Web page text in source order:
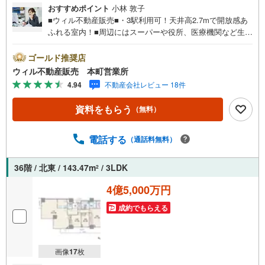
おすすめポイント 小林 敦子
■ウィル不動産販売■・3駅利用可！天井高2.7mで開放感あ
ふれる室内！■周辺にはスーパーや役所、医療機関など生活
月築！■専有面積82.18平米のゆとりある2LDK！■18階で見
晴らし良好！■ディスポーザー・ミストサウナなど設備充
実！■北東角部屋で採光・通風良好！■エントランスにオー
トロック・宅配ボックス完備！■クランクイン玄関！SIC付
きですっきり！■2面バルコニー！全居室が面す！■LDK約2
2.3帖の広々空間！複数の採光面蟻＆床暖房付きで冬も快
ョン敷地内駐車場に空きあり！マイカーある方も安心！
パーキングまでご案内致しますので、担当者にお声がけく
ださい。■キッズスペースもございますので、小さなお子様
がいらっしゃるご家庭もお気軽にご来場ください！【営業
日】定休日はございません。水曜日も営業しております。
ゴールド推奨店
ウィル不動産販売 本町営業所
4.94 不動産会社レビュー 18件
資料をもらう （無料）
電話する （通話料無料）
36階 / 北東 / 143.47m2 / 3LDK
画像17枚
4億5,000万円
成約でもらえる